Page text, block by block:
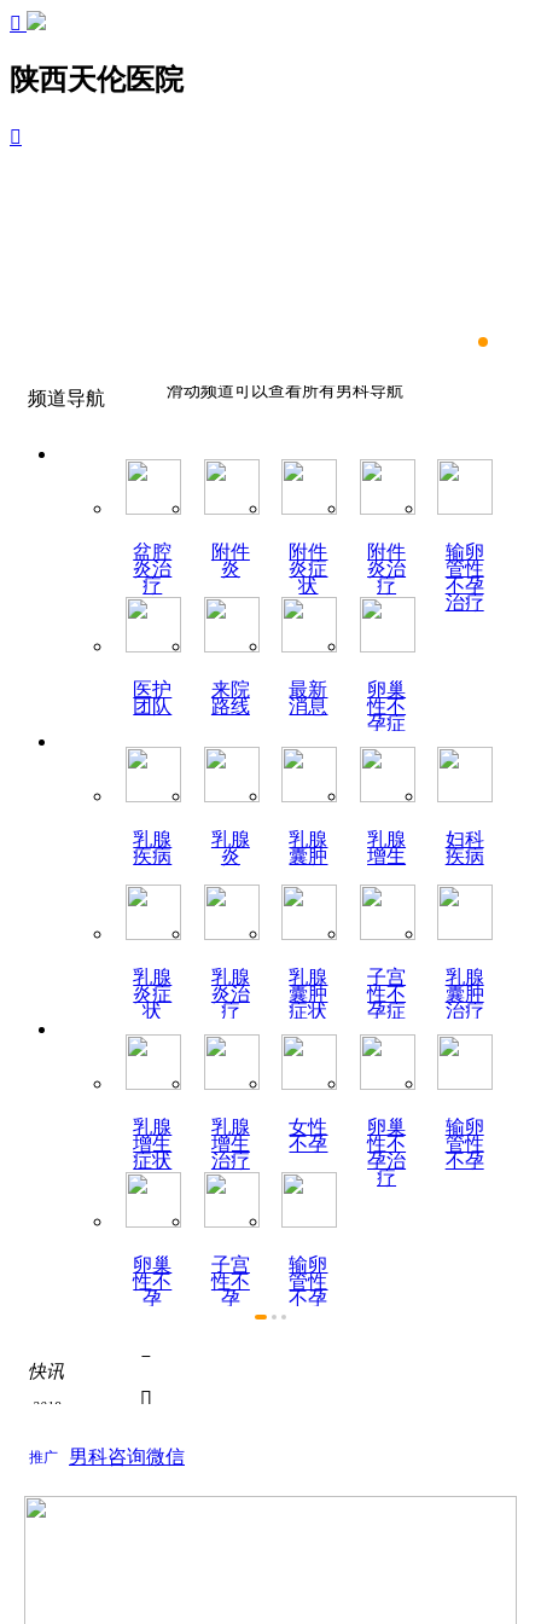

陕西天伦医院

频道导航 滑动频道可以查看所有男科导航
滑动频道可以查看所有男科导航
盆腔
炎治
疗
附件
炎
附件
炎症
状
附件
炎治
疗
输卵
管性
不孕
治疗
医护
团队
来院
路线
最新
消息
卵巢
性不
孕症
乳腺
疾病
乳腺
炎
乳腺
囊肿
乳腺
增生
妇科
疾病
乳腺
炎症
状
乳腺
炎治
疗
乳腺
囊肿
症状
子宫
性不
孕症
乳腺
囊肿
治疗
乳腺
增生
症状
乳腺
增生
治疗
女性
不孕
卵巢
性不
孕治
疗
输卵
管性
不孕
卵巢
性不
孕
子宫
性不
孕
输卵
管性
不孕
快讯
2019
2019
热烈祝贺陕西天伦不孕不

关于如何全面认识死精症？的问题， 如何全面认...

推广 男科咨询微信